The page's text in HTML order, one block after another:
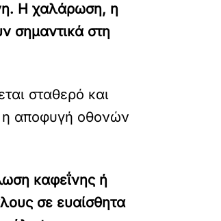
Η χαλάρωση, η
σημαντικά στη
σταθερό και
η αποφυγή οθονών
καφεΐνης ή
σε ευαίσθητα